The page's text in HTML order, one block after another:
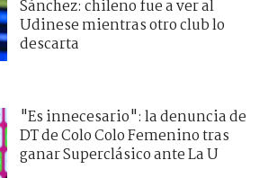
Sánchez: chileno fue a ver al
Udinese mientras otro club lo
descarta
"Es innecesario": la denuncia de
DT de Colo Colo Femenino tras
ganar Superclásico ante La U